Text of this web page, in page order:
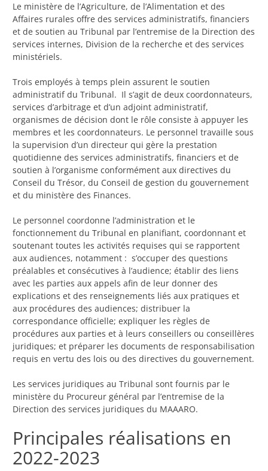
Le ministère de l’Agriculture, de l’Alimentation et des
Affaires rurales offre des services administratifs, financiers
et de soutien au Tribunal par l’entremise de la Direction des
services internes, Division de la recherche et des services
ministériels.
Trois employés à temps plein assurent le soutien
administratif du Tribunal. Il s’agit de deux coordonnateurs,
services d’arbitrage et d’un adjoint administratif,
organismes de décision dont le rôle consiste à appuyer les
membres et les coordonnateurs. Le personnel travaille sous
la supervision d’un directeur qui gère la prestation
quotidienne des services administratifs, financiers et de
soutien à l’organisme conformément aux directives du
Conseil du Trésor, du Conseil de gestion du gouvernement
et du ministère des Finances.
Le personnel coordonne l’administration et le
fonctionnement du Tribunal en planifiant, coordonnant et
soutenant toutes les activités requises qui se rapportent
aux audiences, notamment : s’occuper des questions
préalables et consécutives à l’audience; établir des liens
avec les parties aux appels afin de leur donner des
explications et des renseignements liés aux pratiques et
aux procédures des audiences; distribuer la
correspondance officielle; expliquer les règles de
procédures aux parties et à leurs conseillers ou conseillères
juridiques; et préparer les documents de responsabilisation
requis en vertu des lois ou des directives du gouvernement.
Les services juridiques au Tribunal sont fournis par le
ministère du Procureur général par l’entremise de la
Direction des services juridiques du MAAARO.
Principales réalisations en
2022-2023